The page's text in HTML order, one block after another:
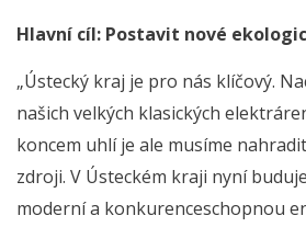
Hlavní cíl: Postavit nové
„Ústecký kraj je pro nás klíčový.
našich velkých klasických
koncem uhlí je ale musíme
zdroji. V Ústeckém kraji nyní
moderní a konkurenceschopnou